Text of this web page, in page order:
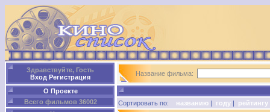
Здравствуйте, Гость
Вход Регистрация
О Проекте
Всего фильмов 36002
Название фильма:
Сортировать по: названию | году | рейтингу